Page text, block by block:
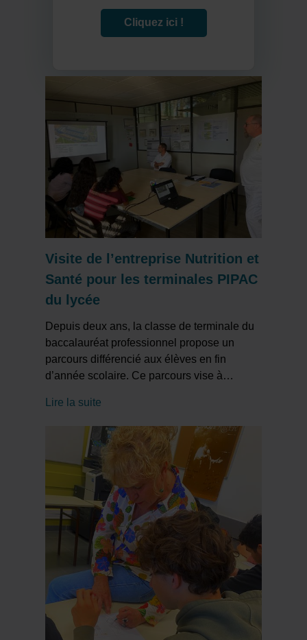
Cliquez ici !
Visite de l’entreprise Nutrition et
Santé pour les terminales PIPAC
du lycée
Depuis deux ans, la classe de terminale du
baccalauréat professionnel propose un
parcours différencié aux élèves en fin
d’année scolaire. Ce parcours vise à…
Lire la suite